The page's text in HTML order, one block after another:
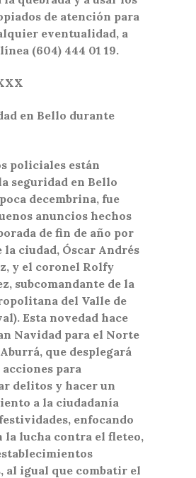
de atención para
eventualidad, a
(604) 444 01 19.
en Bello durante
policiales están
seguridad en Bello
decembrina, fue
anuncios hechos
de fin de año por
la ciudad, Óscar Andrés
y el coronel Rolfy
subcomandante de la
del Valle de
Esta novedad hace
Navidad para el Norte
que desplegará
para
delitos y hacer un
a la ciudadanía
enfocando
la lucha contra el fleteo,
al igual que combatir el